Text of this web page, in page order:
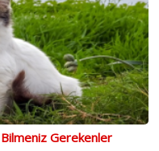
Gerekenler